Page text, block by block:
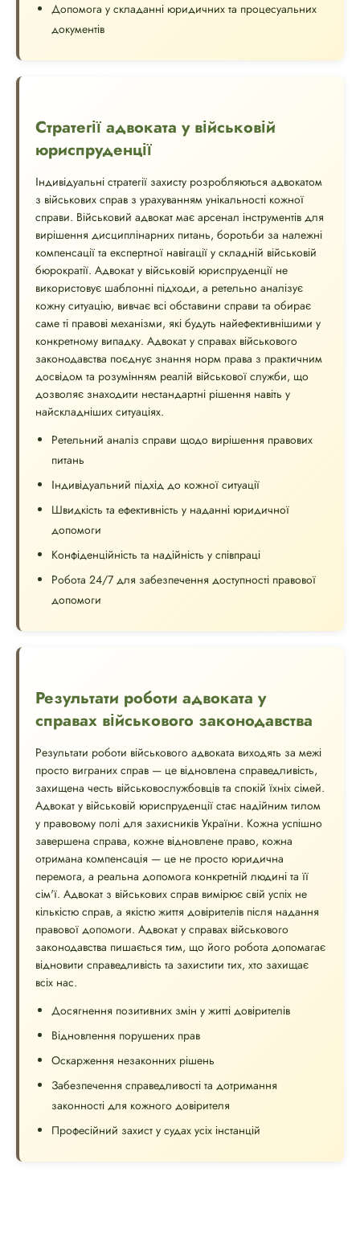
Допомога у складанні юридичних та процесуальних
документів
Стратегії адвоката у військовій
юриспруденції
Індивідуальні стратегії захисту розробляються адвокатом
з військових справ з урахуванням унікальності кожної
справи. Військовий адвокат має арсенал інструментів для
вирішення дисциплінарних питань, боротьби за належні
компенсації та експертної навігації у складній військовій
бюрократії. Адвокат у військовій юриспруденції не
використовує шаблонні підходи, а ретельно аналізує
кожну ситуацію, вивчає всі обставини справи та обирає
саме ті правові механізми, які будуть найефективнішими у
конкретному випадку. Адвокат у справах військового
законодавства поєднує знання норм права з практичним
досвідом та розумінням реалій військової служби, що
дозволяє знаходити нестандартні рішення навіть у
найскладніших ситуаціях.
Ретельний аналіз справи щодо вирішення правових
питань
Індивідуальний підхід до кожної ситуації
Швидкість та ефективність у наданні юридичної
допомоги
Конфіденційність та надійність у співпраці
Робота 24/7 для забезпечення доступності правової
допомоги
Результати роботи адвоката у
справах військового законодавства
Результати роботи військового адвоката виходять за межі
просто виграних справ — це відновлена ​​справедливість,
захищена честь військовослужбовців та спокій їхніх сімей.
Адвокат у військовій юриспруденції стає надійним тилом
у правовому полі для захисників України. Кожна успішно
завершена справа, кожне відновлене право, кожна
отримана компенсація — це не просто юридична
перемога, а реальна допомога конкретній людині та її
сім'ї. Адвокат з військових справ вимірює свій успіх не
кількістю справ, а якістю життя довірителів після надання
правової допомоги. Адвокат у справах військового
законодавства пишається тим, що його робота допомагає
відновити справедливість та захистити тих, хто захищає
всіх нас.
Досягнення позитивних змін у житті довірителів
Відновлення порушених прав
Оскарження незаконних рішень
Забезпечення справедливості та дотримання
законності для кожного довірителя
Професійний захист у судах усіх інстанцій